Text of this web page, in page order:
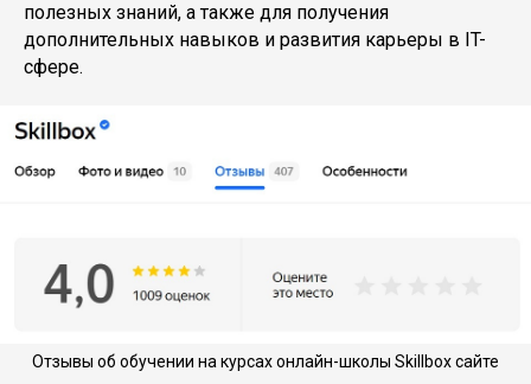
полезных знаний, а также для получения
дополнительных навыков и развития карьеры в IT-
сфере.
Отзывы об обучении на курсах онлайн-школы Skillbox сайте